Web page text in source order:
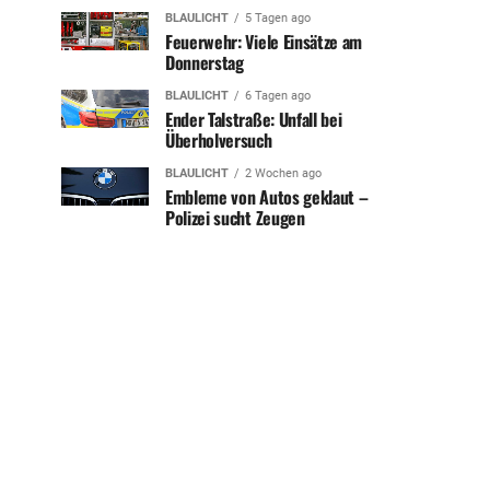
BLAULICHT 5 Tagen ago
Feuerwehr: Viele Einsätze am
Donnerstag
BLAULICHT 6 Tagen ago
Ender Talstraße: Unfall bei
Überholversuch
BLAULICHT 2 Wochen ago
Embleme von Autos geklaut –
Polizei sucht Zeugen